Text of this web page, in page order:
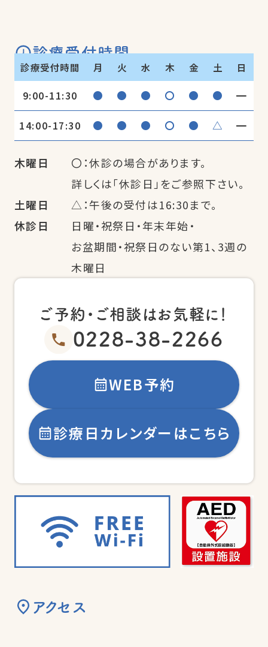
診療受付時間
診療受付時間 月 火 水 木 金 土 日
9:00-11:30 ● ● ● 〇 ● ● ━
14:00-17:30 ● ● ● 〇 ● △ ━
木曜日
〇：休診の場合があります。
詳しくは「休診日」をご参照下さい。
土曜日
△：午後の受付は16:30まで。
休診日
日曜・祝祭日・年末年始・
お盆期間・祝祭日のない第1、3週の
木曜日
ご予約・ご相談はお気軽に！
0228-38-2266
WEB予約
診療日カレンダーはこちら
アクセス